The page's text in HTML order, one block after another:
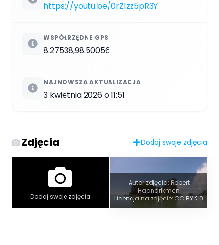
https://youtu.be/0rZ1zz5pR3Y
WSPÓŁRZĘDNE GPS
8.27538,98.50056
NAJNOWSZA AKTUALIZACJA
3 kwietnia 2026 o 11:51
Zdjęcia Dodaj swoje zdjęcia
Dodaj swoje zdjęcia
Autor zdjęcia: Robert
Haandrikman
Licencja na zdjęcie: CC BY 2.0